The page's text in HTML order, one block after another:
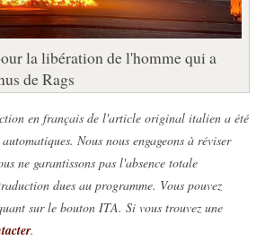
la libération de l'homme qui a
de Rags
en français de l'article original italien a été
Nous nous engageons à réviser
ne garantissons pas l'absence totale
dues au programme. Vous pouvez
sur le bouton ITA. Si vous trouvez une
.